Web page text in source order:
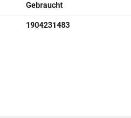
Gebraucht
1904231483